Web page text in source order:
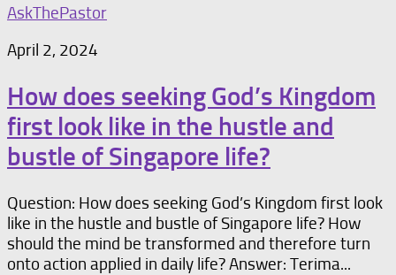
AskThePastor
April 2, 2024
How does seeking God’s Kingdom
first look like in the hustle and
bustle of Singapore life?
Question: How does seeking God’s Kingdom first look
like in the hustle and bustle of Singapore life? How
should the mind be transformed and therefore turn
onto action applied in daily life? Answer: Terima...